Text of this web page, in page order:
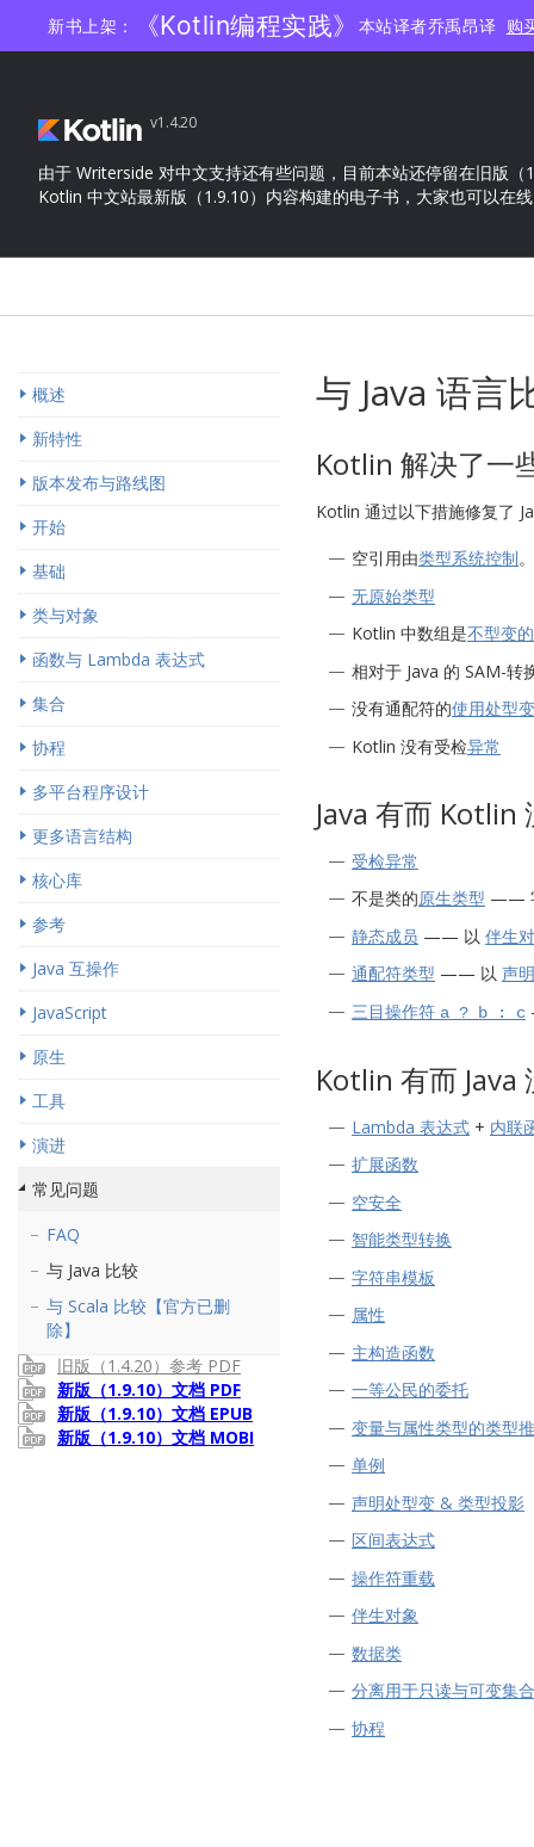
新书上架： 《Kotlin编程实践》 本站译者乔禹昂译 购
v1.4.20
由于 Writerside 对中文支持还有些问题，目前本站还停留在旧版
Kotlin 中文站最新版（1.9.10）内容构建的电子书，大家也可以在
概述
新特性
版本发布与路线图
开始
基础
类与对象
函数与 Lambda 表达式
集合
协程
多平台程序设计
更多语言结构
核心库
参考
Java 互操作
JavaScript
原生
工具
演进
常见问题
FAQ
与 Java 比较
与 Scala 比较【官方已删
除】
旧版（1.4.20）参考 PDF
新版（1.9.10）文档 PDF
新版（1.9.10）文档 EPUB
新版（1.9.10）文档 MOBI
与 Java 语言
Kotlin 解决了一
Kotlin 通过以下措施修复了
空引用由类型系统控制。
无原始类型
Kotlin 中数组是不型变的
相对于 Java 的 SAM-转
没有通配符的使用处型变
Kotlin 没有受检异常
Java 有而 Kotlin
受检异常
不是类的原生类型 ——
静态成员 —— 以 伴生
通配符类型 —— 以 声
三目操作符 a ? b : c
Kotlin 有而 Java
Lambda 表达式 + 内联
扩展函数
空安全
智能类型转换
字符串模板
属性
主构造函数
一等公民的委托
变量与属性类型的类型
单例
声明处型变 & 类型投影
区间表达式
操作符重载
伴生对象
数据类
分离用于只读与可变集
协程